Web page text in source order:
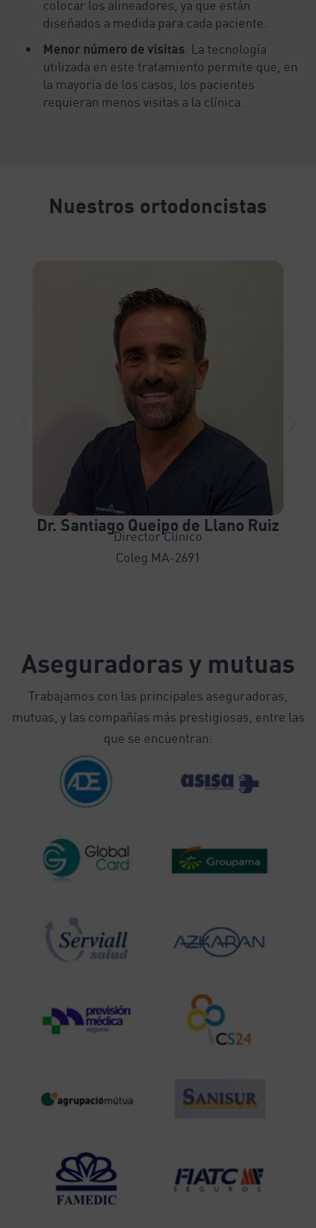
colocar los alineadores, ya que están
diseñados a medida para cada paciente.
Menor número de visitas: La tecnología
utilizada en este tratamiento permite que, en
la mayoría de los casos, los pacientes
requieran menos visitas a la clínica.
Nuestros ortodoncistas
Dr. Santiago Queipo de Llano Ruiz
Director Clínico
Coleg MA-2691
Aseguradoras y mutuas
Trabajamos con las principales aseguradoras,
mutuas, y las compañías más prestigiosas, entre las
que se encuentran: